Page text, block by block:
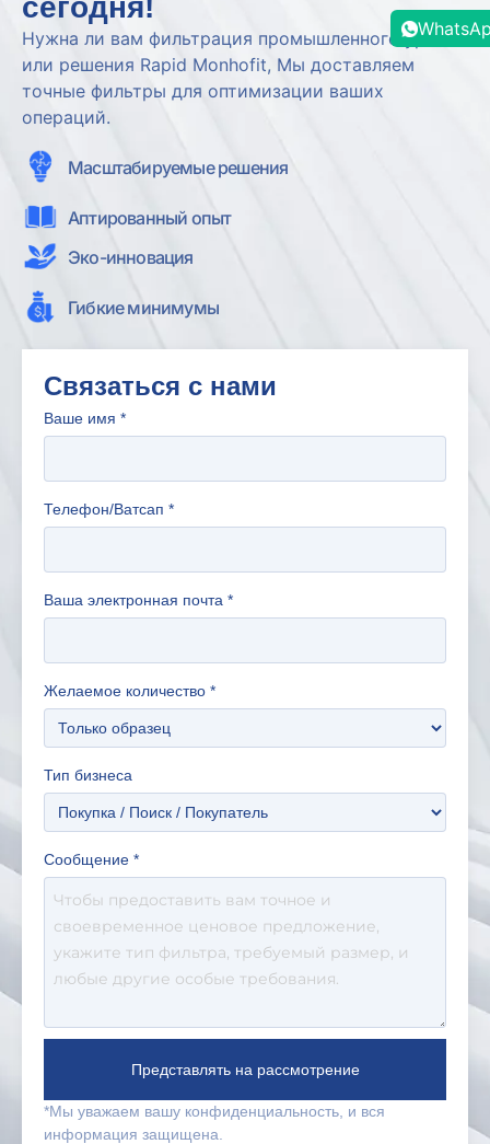
сегодня!
Нужна ли вам фильтрация промышленного уровня
или решения Rapid Monhofit, Мы доставляем
точные фильтры для оптимизации ваших
операций.
Масштабируемые решения
Аптированный опыт
Эко-инновация
Гибкие минимумы
Связаться с нами
Ваше имя *
Телефон/Ватсап *
Ваша электронная почта *
Желаемое количество *
Тип бизнеса
Сообщение *
Представлять на рассмотрение
*Мы уважаем вашу конфиденциальность, и вся
информация защищена.